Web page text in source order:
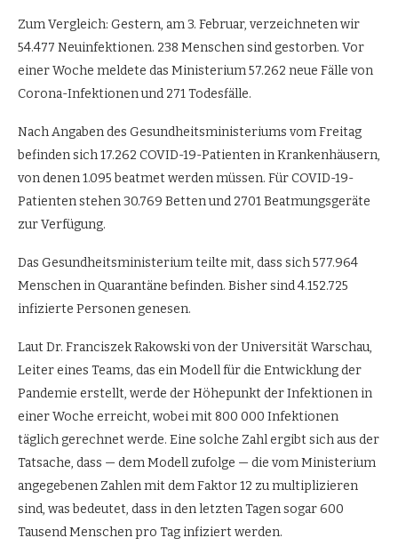
Zum Vergleich: Gestern, am 3. Februar, verzeichneten wir
54.477 Neuinfektionen. 238 Menschen sind gestorben. Vor
einer Woche meldete das Ministerium 57.262 neue Fälle von
Corona-Infektionen und 271 Todesfälle.
Nach Angaben des Gesundheitsministeriums vom Freitag
befinden sich 17.262 COVID-19-Patienten in Krankenhäusern,
von denen 1.095 beatmet werden müssen. Für COVID-19-
Patienten stehen 30.769 Betten und 2701 Beatmungsgeräte
zur Verfügung.
Das Gesundheitsministerium teilte mit, dass sich 577.964
Menschen in Quarantäne befinden. Bisher sind 4.152.725
infizierte Personen genesen.
Laut Dr. Franciszek Rakowski von der Universität Warschau,
Leiter eines Teams, das ein Modell für die Entwicklung der
Pandemie erstellt, werde der Höhepunkt der Infektionen in
einer Woche erreicht, wobei mit 800 000 Infektionen
täglich gerechnet werde. Eine solche Zahl ergibt sich aus der
Tatsache, dass — dem Modell zufolge — die vom Ministerium
angegebenen Zahlen mit dem Faktor 12 zu multiplizieren
sind, was bedeutet, dass in den letzten Tagen sogar 600
Tausend Menschen pro Tag infiziert werden.